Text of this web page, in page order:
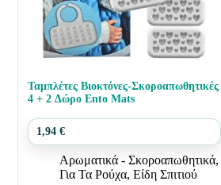
Ταμπλέτες Βιοκτόνες-Σκοροαπωθητικές
4 + 2 Δώρο Ento Mats
1,94 €
Αρωματικά - Σκοροαπωθητικά,
Για Τα Ρούχα, Είδη Σπιτιού